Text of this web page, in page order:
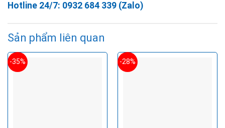
Hotline 24/7: 0932 684 339 (Zalo)
Sản phẩm liên quan
-35% -28%